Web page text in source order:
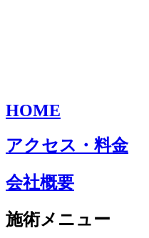
HOME
アクセス・料金
会社概要
施術メニュー